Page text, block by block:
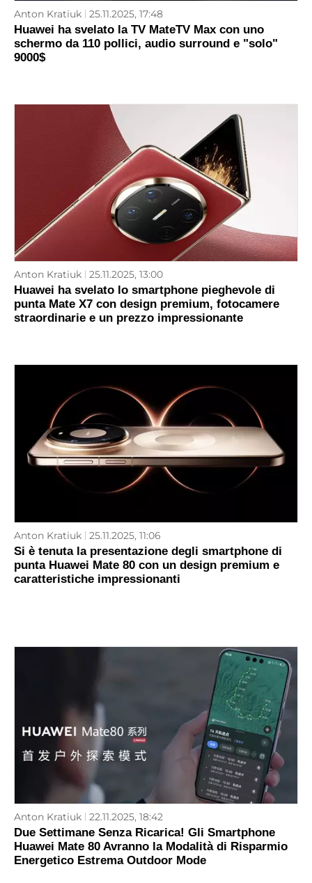
Anton Kratiuk 25.11.2025, 17:48
Huawei ha svelato la TV MateTV Max con uno
schermo da 110 pollici, audio surround e "solo"
9000$
Anton Kratiuk 25.11.2025, 13:00
Huawei ha svelato lo smartphone pieghevole di
punta Mate X7 con design premium, fotocamere
straordinarie e un prezzo impressionante
Anton Kratiuk 25.11.2025, 11:06
Si è tenuta la presentazione degli smartphone di
punta Huawei Mate 80 con un design premium e
caratteristiche impressionanti
Anton Kratiuk 22.11.2025, 18:42
Due Settimane Senza Ricarica! Gli Smartphone
Huawei Mate 80 Avranno la Modalità di Risparmio
Energetico Estrema Outdoor Mode